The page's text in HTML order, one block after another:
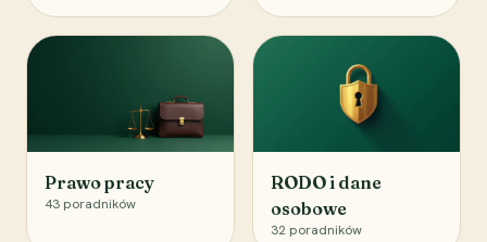
Prawo pracy
43 poradników
RODO i dane
osobowe
32 poradników